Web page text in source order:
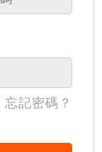
忘記密碼？